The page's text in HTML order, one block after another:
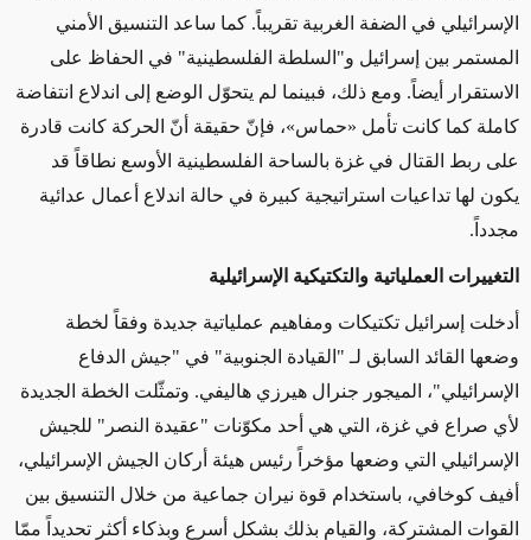
الإسرائيلي في الضفة الغربية تقريباً. كما ساعد التنسيق الأمني ​​
المستمر بين إسرائيل و"السلطة الفلسطينية" في الحفاظ على
الاستقرار أيضاً. ومع ذلك، فبينما لم يتحوّل الوضع إلى اندلاع انتفاضة
كاملة كما كانت تأمل «حماس»، فإنّ حقيقة أنّ الحركة كانت قادرة
على ربط القتال في غزة بالساحة الفلسطينية الأوسع نطاقاً قد
يكون لها تداعيات استراتيجية كبيرة في حالة اندلاع أعمال عدائية
مجدداً.
التغييرات العملياتية والتكتيكية الإسرائيلية
أدخلت إسرائيل تكتيكات ومفاهيم عملياتية جديدة وفقاً لخطة
وضعها القائد السابق لـ "القيادة الجنوبية" في "جيش الدفاع
الإسرائيلي"، الميجور جنرال هيرزي هاليفي. وتمثّلت الخطة الجديدة
لأي صراع في غزة، التي هي أحد مكوّنات "عقيدة النصر" للجيش
الإسرائيلي التي وضعها مؤخراً رئيس هيئة أركان الجيش الإسرائيلي،
أفيف كوخافي، باستخدام قوة نيران جماعية من خلال التنسيق بين
القوات المشتركة، والقيام بذلك بشكل أسرع وبذكاء أكثر تحديداً ممّا